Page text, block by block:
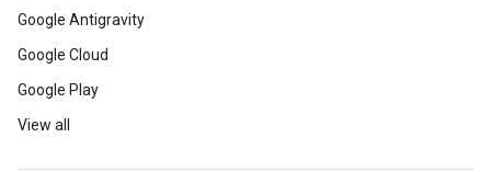
Google Antigravity
Google Cloud
Google Play
View all